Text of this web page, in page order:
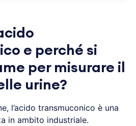
e perché si
per misurare il
urine?
l’acido transmuconico è una
in ambito industriale.